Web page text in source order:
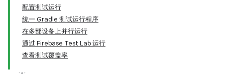
配置测试运行
统一 Gradle 测试运行程序
在多部设备上并行运行
通过 Firebase Test Lab 运行
查看测试覆盖率